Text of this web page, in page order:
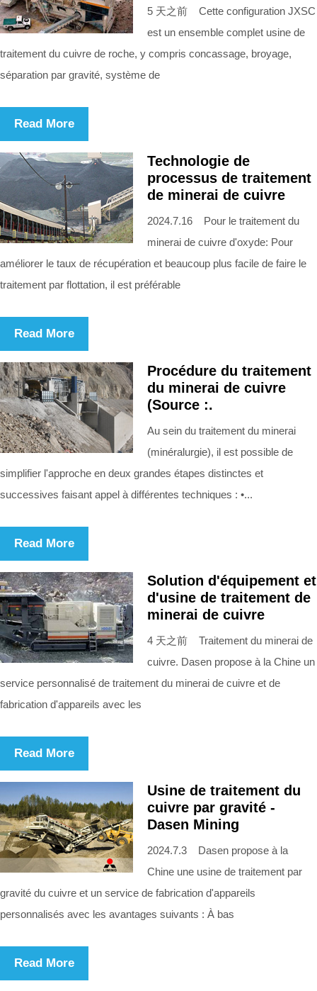
5 天之前 Cette configuration JXSC
est un ensemble complet usine de
traitement du cuivre de roche, y compris concassage, broyage,
séparation par gravité, système de
Read More
Technologie de
processus de traitement
de minerai de cuivre
2024.7.16 Pour le traitement du
minerai de cuivre d'oxyde: Pour
améliorer le taux de récupération et beaucoup plus facile de faire le
traitement par flottation, il est préférable
Read More
Procédure du traitement
du minerai de cuivre
(Source :.
Au sein du traitement du minerai
(minéralurgie), il est possible de
simplifier l'approche en deux grandes étapes distinctes et
successives faisant appel à différentes techniques : •...
Read More
Solution d'équipement et
d'usine de traitement de
minerai de cuivre
4 天之前 Traitement du minerai de
cuivre. Dasen propose à la Chine un
service personnalisé de traitement du minerai de cuivre et de
fabrication d'appareils avec les
Read More
Usine de traitement du
cuivre par gravité -
Dasen Mining
2024.7.3 Dasen propose à la
Chine une usine de traitement par
gravité du cuivre et un service de fabrication d'appareils
personnalisés avec les avantages suivants : À bas
Read More